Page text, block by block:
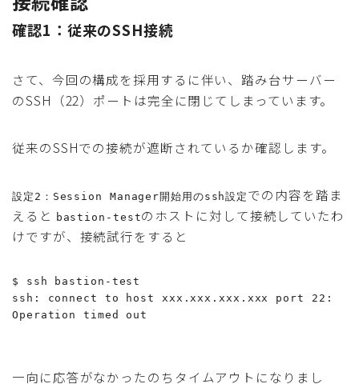
確認1：従来のSSH接続
さて、今回の構成を採用するに伴い、踏み台サーバー
のSSH（22）ポートは完全に閉じてしまっています。
従来のSSHでの接続が遮断されているか確認します。
設定2：Session Manager開始用のssh設定 での内容を踏ま
えると
bastion-testのホストに対して接続していたわ
けですが、接続試行をすると
$ ssh bastion-test
ssh: connect to host xxx.xxx.xxx.xxx port 22:
Operation timed out
一向に応答がなかったのちタイムアウトになりまし